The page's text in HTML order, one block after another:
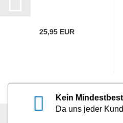
25,95 EUR
Kein
Da uns jeder